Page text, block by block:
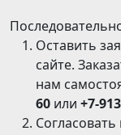
Оставить
сайте.
нам
60 или +7-